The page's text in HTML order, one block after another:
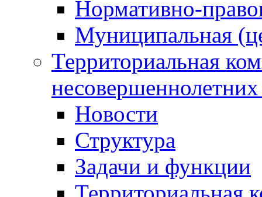
Нормативно-
Муниципальная
Территориальная
Новости
Структура
Задачи и функции